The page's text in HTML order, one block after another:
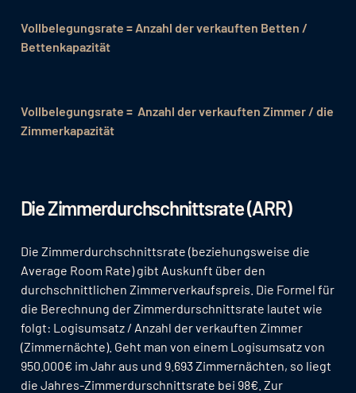
Vollbelegungsrate = Anzahl der verkauften Betten /
Bettenkapazität
Vollbelegungsrate = Anzahl der verkauften Zimmer / die
Zimmerkapazität
Die Zimmerdurchschnittsrate (ARR)
Die Zimmerdurchschnittsrate (beziehungsweise die
Average Room Rate) gibt Auskunft über den
durchschnittlichen Zimmerverkaufspreis. Die Formel für
die Berechnung der Zimmerdurschnittsrate lautet wie
folgt: Logisumsatz / Anzahl der verkauften Zimmer
(Zimmernächte). Geht man von einem Logisumsatz von
950.000€ im Jahr aus und 9.693 Zimmernächten, so liegt
die Jahres-Zimmerdurschnittsrate bei 98€. Zur